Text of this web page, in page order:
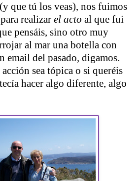
que tú los veas), nos fuimos
realizar el acto al que fui
pensáis, sino otro muy
al mar una botella con
email del pasado, digamos.
acción sea tópica o si queréis
hacer algo diferente, algo